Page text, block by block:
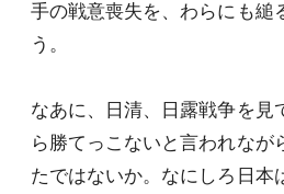
手の戦意喪失を、わらにも縋
う。
なあに、日清、日露戦争を見
ら勝てっこないと言われなが
たではないか。なにしろ日本